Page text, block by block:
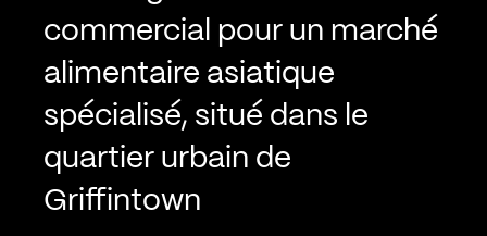
commercial pour un marché
alimentaire asiatique
spécialisé, situé dans le
quartier urbain de
Griffintown